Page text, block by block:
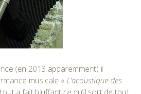
(en 2013 apparemment) il
musicale « L’acoustique des